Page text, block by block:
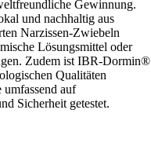
Gewinnung.
und nachhaltig aus
Narzissen-Zwiebeln
Lösungsmittel oder
Zudem ist IBR-Dormin®
Qualitäten
auf
Sicherheit getestet.